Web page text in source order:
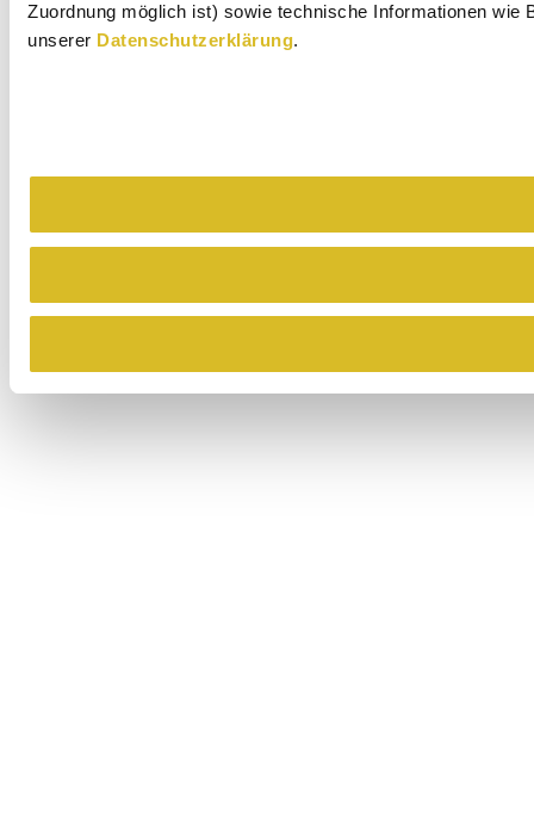
Zuordnung möglich ist) sowie technische Informationen wie
unserer Datenschutzerklärung.